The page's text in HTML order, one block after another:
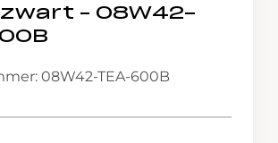
– 08W42-
08W42-TEA-600B